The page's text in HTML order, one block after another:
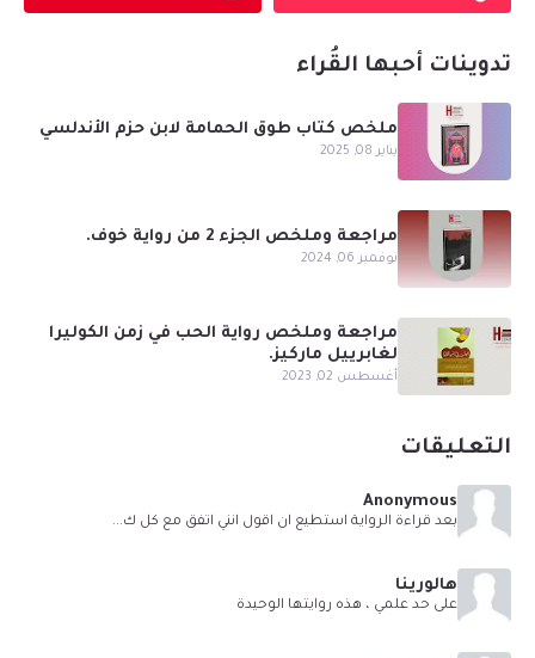
تدوينات أحبها القُراء
ملخص كتاب طوق الحمامة لابن حزم الأندلسي
يناير 08, 2025
مراجعة وملخص الجزء 2 من رواية خوف.
نوفمبر 06, 2024
مراجعة وملخص رواية الحب في زمن الكوليرا
لغابرييل ماركيز.
أغسطس 02, 2023
التعليقات
Anonymous
بعد قراءة الرواية استطيع ان اقول انني اتفق مع كل ك...
هالورينا
على حد علمي ، هذه روايتها الوحيدة